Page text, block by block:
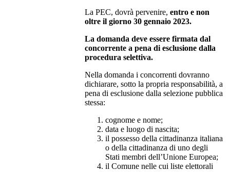
La PEC, dovrà pervenire, entro e non
oltre il giorno 30 gennaio 2023.
La domanda deve essere firmata dal
concorrente a pena di esclusione dalla
procedura selettiva.
Nella domanda i concorrenti dovranno
dichiarare, sotto la propria responsabilità, a
pena di esclusione dalla selezione pubblica
stessa:
cognome e nome;
data e luogo di nascita;
il possesso della cittadinanza italiana
o della cittadinanza di uno degli
Stati membri dell’Unione Europea;
il Comune nelle cui liste elettorali